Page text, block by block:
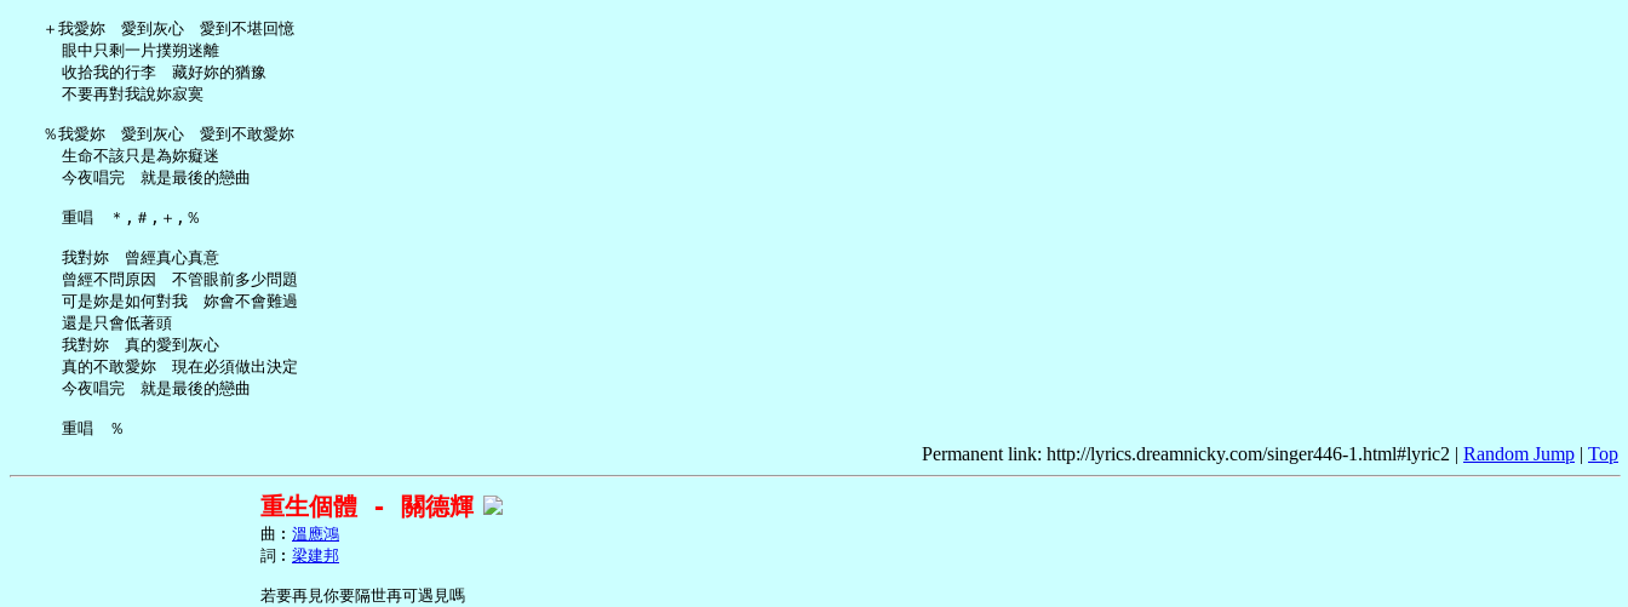
   ＋我愛妳　愛到灰心　愛到不堪回憶
     眼中只剩一片撲朔迷離
     收拾我的行李　藏好妳的猶豫
     不要再對我說妳寂寞
   ％我愛妳　愛到灰心　愛到不敢愛妳
     生命不該只是為妳癡迷
     今夜唱完　就是最後的戀曲
     重唱　＊,＃,＋,％
     我對妳　曾經真心真意
     曾經不問原因　不管眼前多少問題
     可是妳是如何對我　妳會不會難過
     還是只會低著頭
     我對妳　真的愛到灰心
     真的不敢愛妳　現在必須做出決定
     今夜唱完　就是最後的戀曲
Permanent link: http://lyrics.dreamnicky.com/singer446-1.html#lyric2 | Random Jump | Top
重生個體 - 關德輝
     曲︰
溫應鴻
     詞︰
梁建邦
     若要再見你要隔世再可遇見嗎